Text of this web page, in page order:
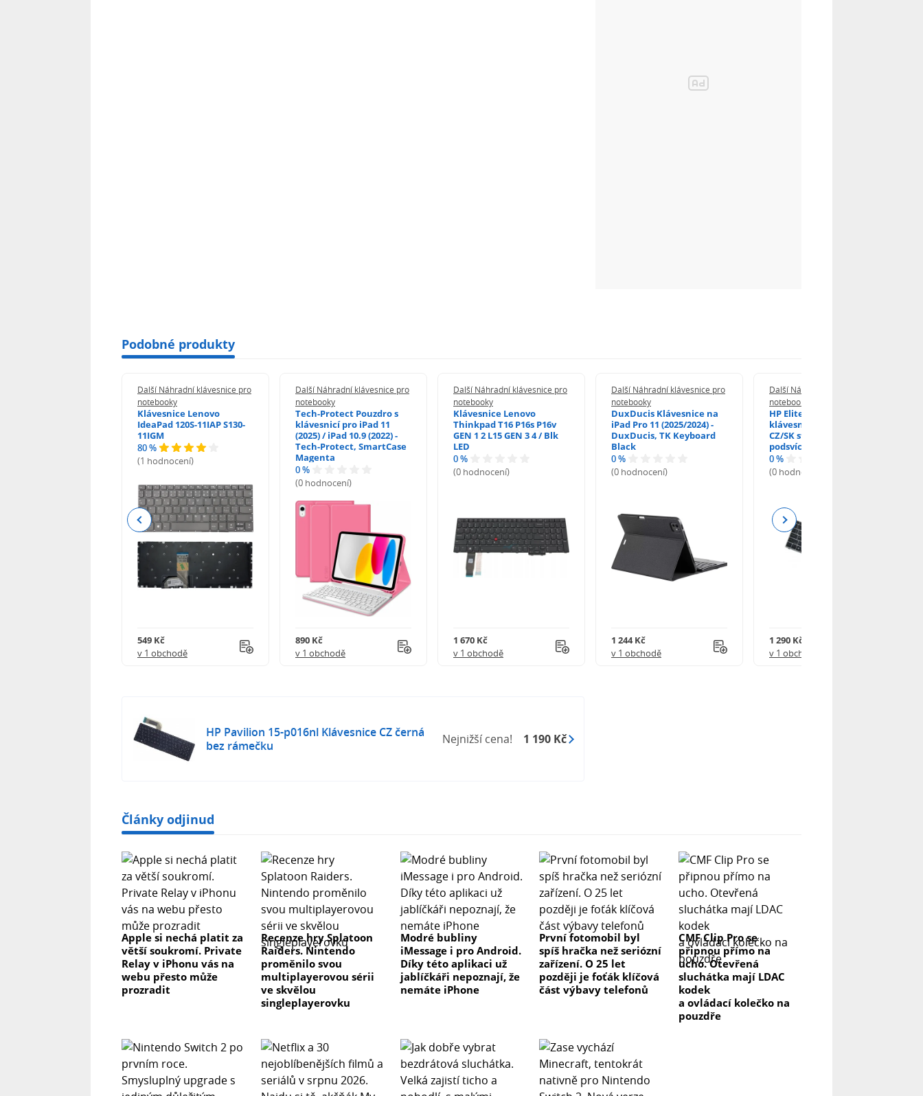
Podobné produkty
Další Náhradní klávesnice pro
notebooky
Klávesnice Lenovo
IdeaPad 120S-11IAP S130-
11IGM
80 %
(1 hodnocení)
549 Kč
v 1 obchodě
Další Náhradní klávesnice pro
notebooky
Tech-Protect Pouzdro s
klávesnicí pro iPad 11
(2025) / iPad 10.9 (2022) -
Tech-Protect, SmartCase
Magenta
0 %
(0 hodnocení)
890 Kč
v 1 obchodě
Další Náhradní klávesnice pro
notebooky
Klávesnice Lenovo
Thinkpad T16 P16s P16v
GEN 1 2 L15 GEN 3 4 / Blk
LED
0 %
(0 hodnocení)
1 670 Kč
v 1 obchodě
Další Náhradní klávesnice pro
notebooky
DuxDucis Klávesnice na
iPad Pro 11 (2025/2024) -
DuxDucis, TK Keyboard
Black
0 %
(0 hodnocení)
1 244 Kč
v 1 obchodě
Další Náhradní klávesnice pro
notebooky
HP EliteBook 840 G6
klávesnice na notebook
CZ/SK stříbrný rámeček,
podsvícená, Trackpoint
0 %
(0 hodnocení)
1 290 Kč
v 1 obchodě
Previous Next
HP Pavilion 15-p016nl Klávesnice CZ černá
bez rámečku
Nejnižší cena! 1 190 Kč
Články odjinud
Apple si nechá platit za
větší soukromí. Private
Relay v iPhonu vás na
webu přesto může
prozradit
Recenze hry Splatoon
Raiders. Nintendo
proměnilo svou
multiplayerovou sérii
ve skvělou
singleplayerovku
Modré bubliny
iMessage i pro Android.
Díky této aplikaci už
jablíčkáři nepoznají, že
nemáte iPhone
První fotomobil byl
spíš hračka než seriózní
zařízení. O 25 let
později je foťák klíčová
část výbavy telefonů
CMF Clip Pro se
připnou přímo na
ucho. Otevřená
sluchátka mají LDAC
kodek
a ovládací kolečko na
pouzdře